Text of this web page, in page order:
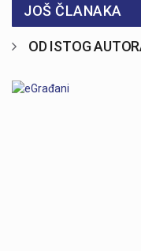
JOŠ ČLANAKA
OD ISTOG